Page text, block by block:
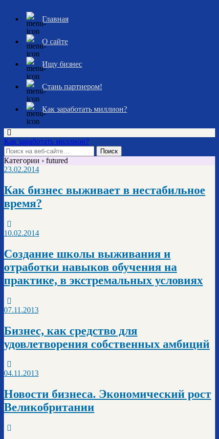
Главная
О сайте
Ищу бизнес
Стань партнером!
Как заработать миллион?
Как заработать миллион?
Категории › futured
23.02.2014
Как бизнес выживает в нестабильное
время?
10.02.2014
Создание школы выживания и
отработки навыков обучения на
практике, в экстремальных условиях
07.11.2013
Бизнес, как средство для
удовлетворения собственных амбиций
04.11.2013
Новости бизнеса. Экономический рост
Великобритании